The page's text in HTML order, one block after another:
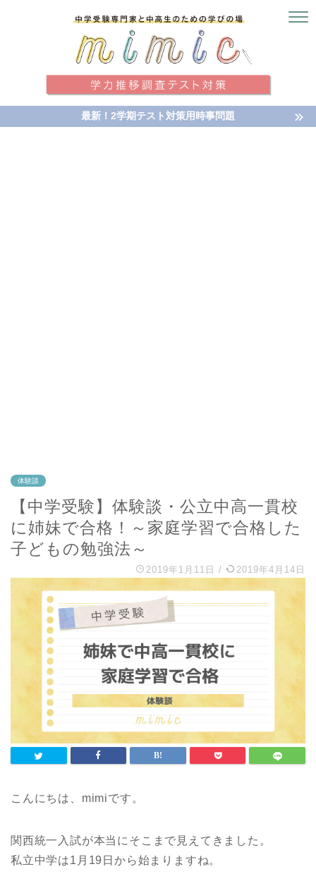
最新！2学期テスト対策用時事問題
体験談
【中学受験】体験談・公立中高一貫校
に姉妹で合格！～家庭学習で合格した
子どもの勉強法～
2019年1月11日 / 2019年4月14日
こんにちは、mimiです。
関西統一入試が本当にそこまで見えてきました。
私立中学は1月19日から始まりますね。